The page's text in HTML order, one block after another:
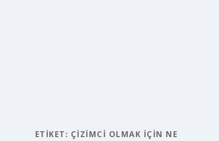
ETIKET: ÇIZIMCI OLMAK IÇIN NE